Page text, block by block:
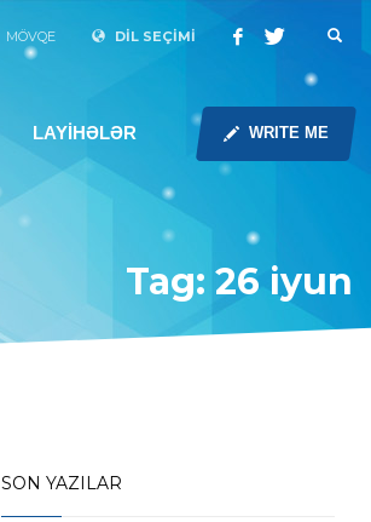
MÖVQE DİL SEÇİMİ
LAYİHƏLƏR WRITE ME
Tag: 26 iyun
SON YAZILAR